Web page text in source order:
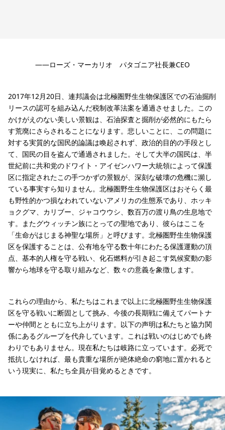
——ローズ・マーカリオ パタゴニア社長兼CEO
2017年12月20日、連邦議会は北極圏野生生物保護区での石油掘削
リースの認可を組み込んだ税制改革法案を通過させました。この
かけがえのない美しい景観は、石油探査と掘削が必然的にもたら
す荒廃にさらされることになります。悲しいことに、この問題に
対する実質的な国民的論議は喚起されず、政治的目的の手段とし
て、国民の目を盗んで通過されました。そして大半の国民は、半
世紀前に共和党のドワイト・アイゼンハワー大統領によって保護
区に指定されたこの手つかずの景観が、深刻な破壊の危機に瀕し
ている事実すら知りません。北極圏野生生物保護区はおそらく最
も野性的かつ損なわれていないアメリカの生態系であり、ホッキ
ョクグマ、カリブー、ジャコウウシ、数百万の渡り鳥の生息地で
す。またグウィッチン族にとっての聖地であり、彼らはここを
「生命がはじまる神聖な場所」と呼びます。北極圏野生生物保護
区を保護することは、公有地を守る数十年にわたる保護運動の頂
点、基本的人権を守る戦い、化石燃料が引き起こす気候変動の影
響から地球を守る取り組みなど、数々の意義を象徴します。
これらの理由から、私たちはこれまで以上に北極圏野生生物保護
区を守る戦いに断固として挑み、今後の長期戦に備えてパートナ
ーや仲間とともに立ち上がります。以下の声明は私たちと協力関
係にあるグループを代弁しています。これは戦いのはじめでも終
わりでもありません。現在私たちは岐路に立っています。必死で
抵抗しなければ、最も貴重な場所が絶体絶命の窮地に置かれると
いう現実に、私たち全員が目覚めるときです。